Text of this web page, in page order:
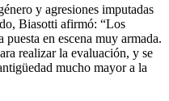
y agresiones imputadas
Biasotti afirmó: “Los
en escena muy armada.
realizar la evaluación, y se
mucho mayor a la